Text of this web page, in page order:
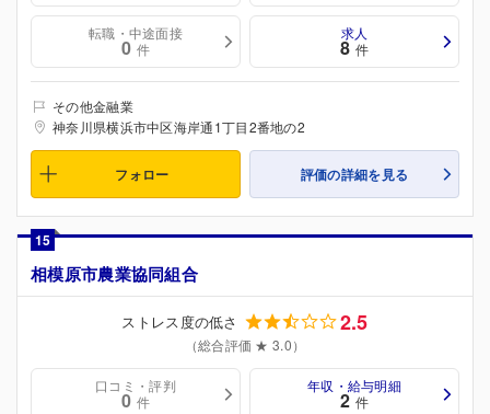
転職・中途面接
0 件
求人
8 件
その他金融業
神奈川県横浜市中区海岸通1丁目2番地の2
フォロー 評価の詳細を見る
15
相模原市農業協同組合
ストレス度の低さ 2.5
（総合評価 ★ 3.0）
口コミ・評判
0 件
年収・給与明細
2 件